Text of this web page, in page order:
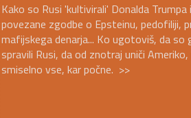
Kako so Rusi 'kultivirali' Donalda
povezane zgodbe o Epsteinu, pedofiliji,
mafijskega denarja... Ko ugotoviš, da so
spravili Rusi, da od znotraj uniči
smiselno vse, kar počne. >>